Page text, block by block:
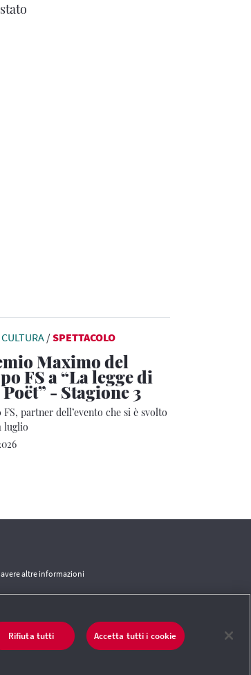
/SPETTACOLO
Maximo del
FS a “La legge di
- Stagione 3
partner dell’evento che si è svolto
luglio
altre informazioni
e condizioni|Credits|Protezione dei dati
Rifiuta tutti Accetta tutti i cookie